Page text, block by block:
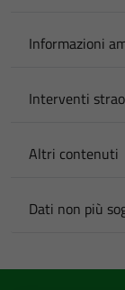
Informazioni
Interventi
Altri contenuti
Dati non più